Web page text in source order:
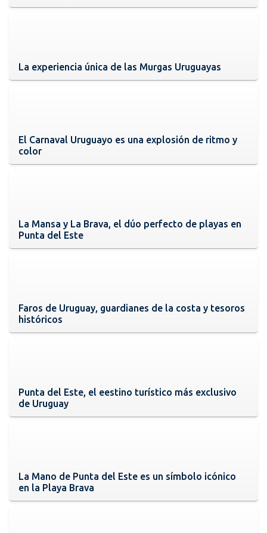
La experiencia única de las Murgas Uruguayas
El Carnaval Uruguayo es una explosión de ritmo y
color
La Mansa y La Brava, el dúo perfecto de playas en
Punta del Este
Faros de Uruguay, guardianes de la costa y tesoros
históricos
Punta del Este, el eestino turístico más exclusivo
de Uruguay
La Mano de Punta del Este es un símbolo icónico
en la Playa Brava